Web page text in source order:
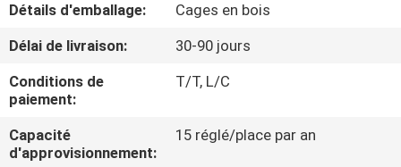
NOUS
VISITE
DE
L'USINE
Détails d'emballage:
Cages en bois
Délai de livraison:
30-90 jours
Conditions de
paiement:
T/T, L/C
Capacité
d'approvisionnement:
15 réglé/place par an